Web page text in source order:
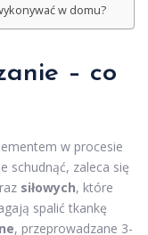
w domu?
– co
w procesie
schudnąć, zaleca się
siłowych, które
spalić tkankę
, przeprowadzane 3-